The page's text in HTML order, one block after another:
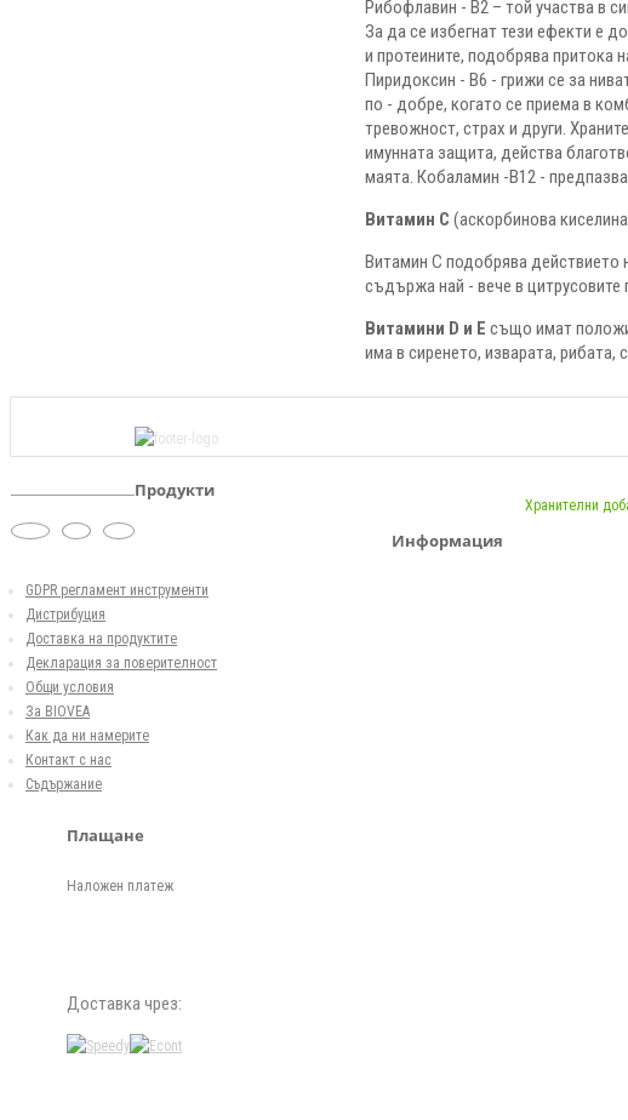
Рибофлавин - В2 – той участва в
За да се избегнат тези ефекти е
и протеините, подобрява притока
Пиридоксин - В6 - грижи се за
по - добре, когато се приема в
тревожност, страх и други.
имунната защита, действа
маята. Кобаламин -В12 -
Витамин С (аскорбинова
Витамин С подобрява действието
съдържа най - вече в цитрусовите
Витамини D и Е също имат
има в сиренето, изварата, рибата,
Продукти
Информация
GDPR регламент инструменти
Дистрибуция
Доставка на продуктите
Декларация за поверителност
Общи условия
За BIOVEA
Как да ни намерите
Контакт с нас
Съдържание
Плащане
Наложен платеж
Доставка чрез:
Хранителни